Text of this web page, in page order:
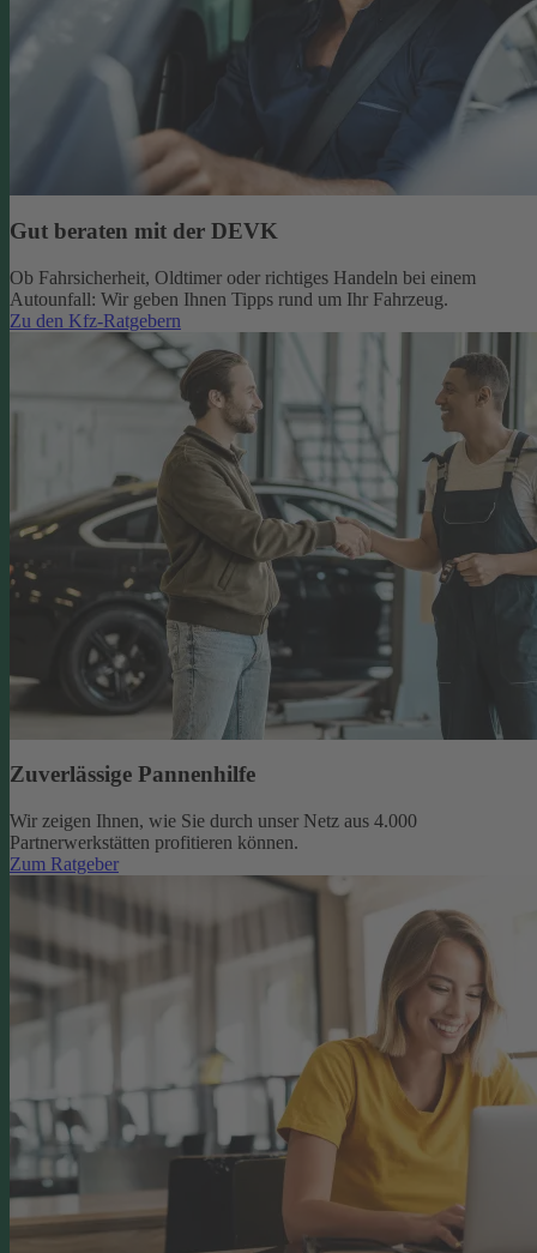
Gut beraten mit der DEVK
Ob Fahrsicherheit, Oldtimer oder richtiges Handeln bei einem
Autounfall: Wir geben Ihnen Tipps rund um Ihr Fahrzeug.
Zu den Kfz-Ratgebern
Zuverlässige Pannenhilfe
Wir zeigen Ihnen, wie Sie durch unser Netz aus 4.000
Partnerwerkstätten profitieren können.
Zum Ratgeber